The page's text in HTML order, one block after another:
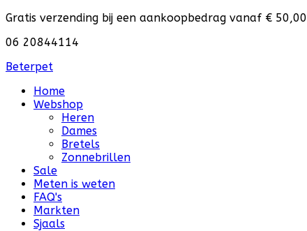
Gratis verzending bij een aankoopbedrag vanaf € 50,00
06 20844114
Beterpet
Home
Webshop
Heren
Dames
Bretels
Zonnebrillen
Sale
Meten is weten
FAQ's
Markten
Sjaals